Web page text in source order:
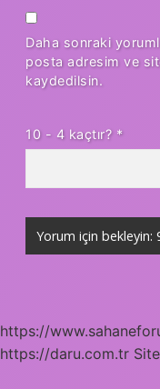
Daha sonraki
posta adresim ve
kaydedilsin.
10 - 4 kaçtır? *
https://
https://daru.com.tr